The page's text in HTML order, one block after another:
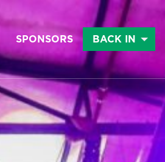
SPONSORS BACK IN